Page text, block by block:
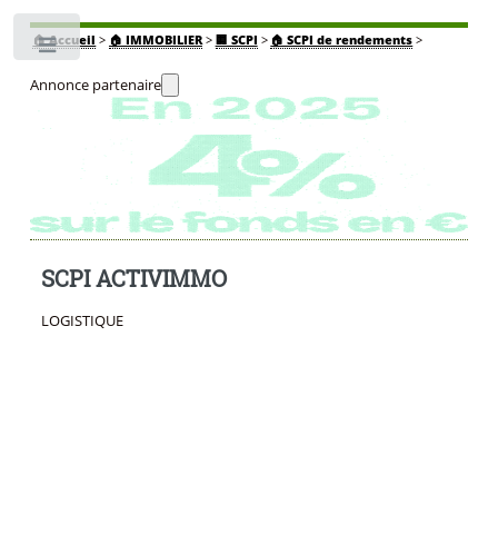
🏠Accueil > 🏠 IMMOBILIER> 🏢 SCPI > 🏠 SCPI de rendements >
Annonce partenaire
SCPI ACTIVIMMO
LOGISTIQUE
Toggle